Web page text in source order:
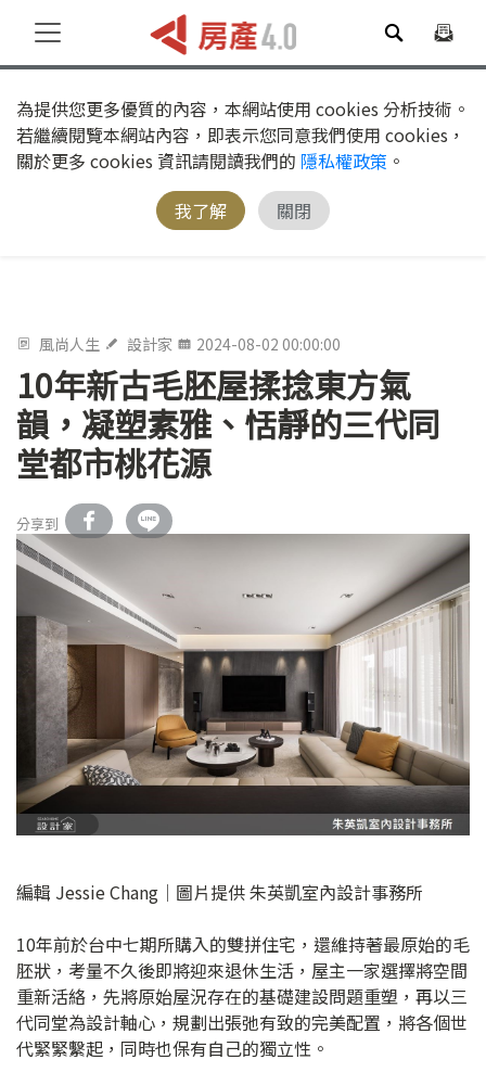
為提供您更多優質的內容，本網站使用 cookies 分析技術。
若繼續閱覽本網站內容，即表示您同意我們使用 cookies，
關於更多 cookies 資訊請閱讀我們的 隱私權政策 。
我了解
關閉
風尚人生 設計家 2024-08-02 00:00:00
10年新古毛胚屋揉捻東方氣
韻，凝塑素雅、恬靜的三代同
堂都市桃花源
分享到
編輯 Jessie Chang│圖片提供 朱英凱室內設計事務所
10年前於台中七期所購入的雙拼住宅，還維持著最原始的毛
胚狀，考量不久後即將迎來退休生活，屋主一家選擇將空間
重新活絡，先將原始屋況存在的基礎建設問題重塑，再以三
代同堂為設計軸心，規劃出張弛有致的完美配置，將各個世
代緊緊繫起，同時也保有自己的獨立性。